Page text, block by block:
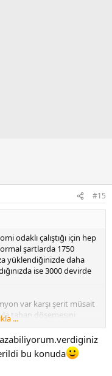
#15
odaklı çalıştığı için hep
şartlarda 1750
yüklendiğinizde daha
ise 3000 devirde
var karşı şerit müsait
taban döşemesini
vites atmaz, redline'a
girmeden hemen
halısıyla kavuşmuş
bile hemen vites
...
bu konuda